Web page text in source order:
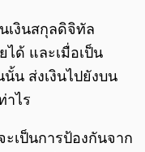
เงินสกุลดิจิทัล
ได้ และเมื่อเป็น
นั้น ส่งเงินไปยังบน
าไร
เป็นการป้องกันจาก